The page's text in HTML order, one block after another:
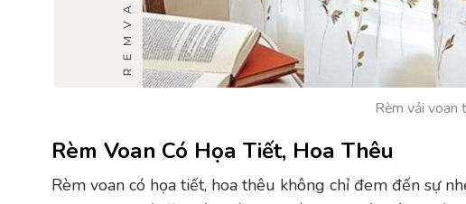
Rèm vải voan
Rèm Voan Có Họa Tiết, Hoa Thêu
Rèm voan có họa tiết, hoa thêu không chỉ đem đến sự